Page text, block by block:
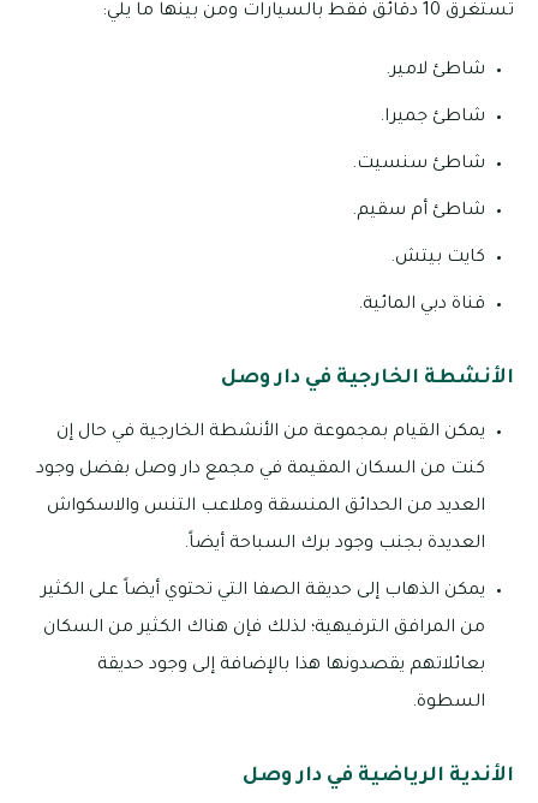
تستغرق 10 دقائق فقط بالسيارات ومن بينها ما يلي:
شاطئ لامير.
شاطئ جميرا.
شاطئ سنسيت.
شاطئ أم سقيم.
كايت بيتش.
قناة دبي المائية.
الأنشطة الخارجية في دار وصل
يمكن القيام بمجموعة من الأنشطة الخارجية في حال إن
كنت من السكان المقيمة في مجمع دار وصل بفضل وجود
العديد من الحدائق المنسقة وملاعب التنس والاسكواش
العديدة بجنب وجود برك السباحة أيضاً.
يمكن الذهاب إلى حديقة الصفا التي تحتوي أيضاً على الكثير
من المرافق الترفيهية؛ لذلك فإن هناك الكثير من السكان
بعائلاتهم يقصدونها هذا بالإضافة إلى وجود حديقة
السطوة.
الأندية الرياضية في دار وصل